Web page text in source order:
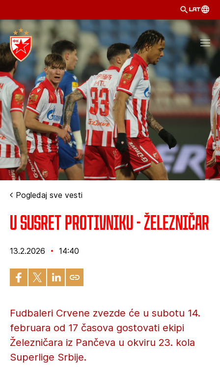
LAT
Pogledaj sve vesti
U susret protivniku - Železničar
13.2.2026 14:40
Fudbaleri Crvene zvezde će u subotu 14.
februara od 17 časova gostovati ekipi
Železničara iz Pančeva u okviru 23. kola
Superlige Srbije.